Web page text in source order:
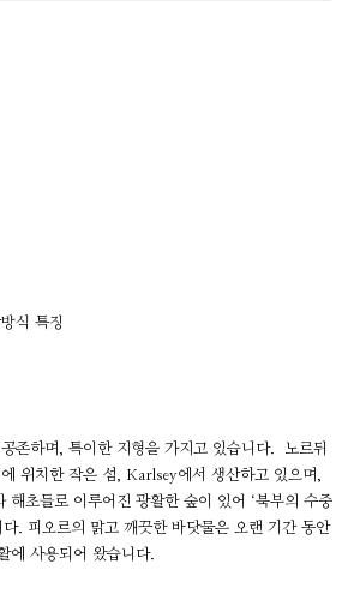
식 특징
존하며, 특이한 지형을 가지고 있습니다. 노르뒤
위치한 작은 섬, Karlsey에서 생산하고 있으며,
해초들로 이루어진 광활한 숲이 있어 ‘북부의 수중
. 피오르의 맑고 깨끗한 바닷물은 오랜 기간 동안
에 사용되어 왔습니다.